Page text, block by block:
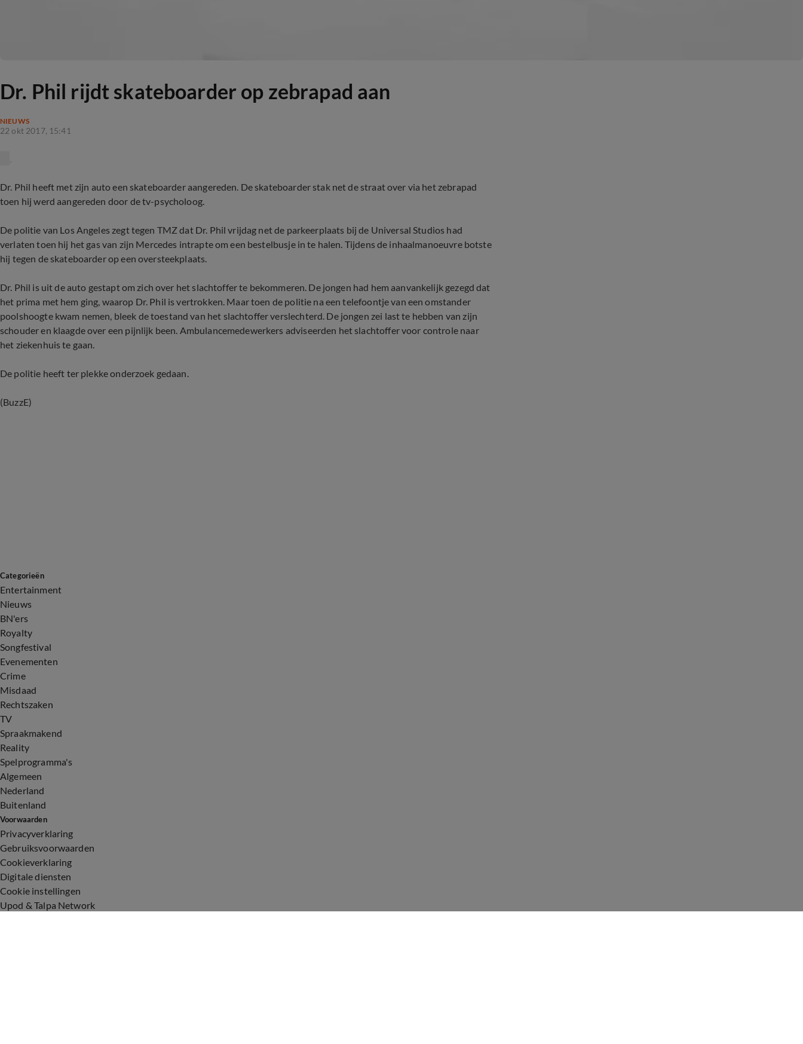
Dr. Phil rijdt skateboarder op zebrapad aan
NIEUWS
22 okt 2017, 15:41
Dr. Phil heeft met zijn auto een skateboarder aangereden. De skateboarder stak net de straat over via het zebrapad
toen hij werd aangereden door de tv-psycholoog.
De politie van Los Angeles zegt tegen TMZ dat Dr. Phil vrijdag net de parkeerplaats bij de Universal Studios had
verlaten toen hij het gas van zijn Mercedes intrapte om een bestelbusje in te halen. Tijdens de inhaalmanoeuvre botste
hij tegen de skateboarder op een oversteekplaats.
Dr. Phil is uit de auto gestapt om zich over het slachtoffer te bekommeren. De jongen had hem aanvankelijk gezegd dat
het prima met hem ging, waarop Dr. Phil is vertrokken. Maar toen de politie na een telefoontje van een omstander
poolshoogte kwam nemen, bleek de toestand van het slachtoffer verslechterd. De jongen zei last te hebben van zijn
schouder en klaagde over een pijnlijk been. Ambulancemedewerkers adviseerden het slachtoffer voor controle naar
het ziekenhuis te gaan.
De politie heeft ter plekke onderzoek gedaan.
(BuzzE)
Categorieën
Entertainment
Nieuws
BN'ers
Royalty
Songfestival
Evenementen
Crime
Misdaad
Rechtszaken
TV
Spraakmakend
Reality
Spelprogramma's
Algemeen
Nederland
Buitenland
Voorwaarden
Privacyverklaring
Gebruiksvoorwaarden
Cookieverklaring
Digitale diensten
Cookie instellingen
Upod & Talpa Network